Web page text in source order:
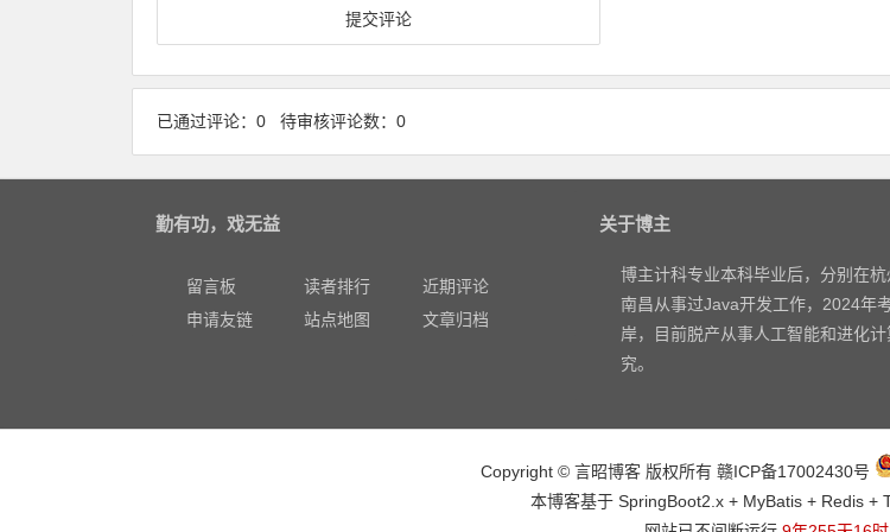
已通过评论：0 待审核评论数：0
勤有功，戏无益
留言板 读者排行
近期评论
申请友链
站点地图 文章归档
关于博主
博主计科专业本科毕业后，分别在
南昌从事过Java开发工作，2024年
岸，目前脱产从事人工智能和进化
究。
Copyright © 言昭博客 版权所有 赣ICP备17002430号
本博客基于 SpringBoot2.x + MyBatis + Redis +